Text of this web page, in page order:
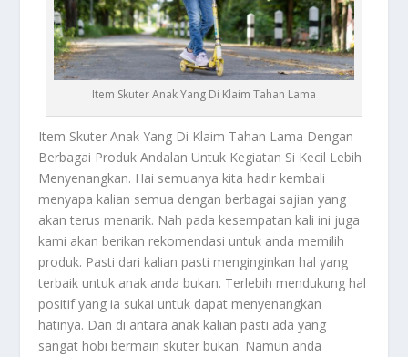
Item Skuter Anak Yang Di Klaim Tahan Lama
Item Skuter Anak Yang Di Klaim Tahan Lama Dengan
Berbagai Produk Andalan Untuk Kegiatan Si Kecil Lebih
Menyenangkan. Hai semuanya kita hadir kembali
menyapa kalian semua dengan berbagai sajian yang
akan terus menarik. Nah pada kesempatan kali ini juga
kami akan berikan rekomendasi untuk anda memilih
produk. Pasti dari kalian pasti menginginkan hal yang
terbaik untuk anak anda bukan. Terlebih mendukung hal
positif yang ia sukai untuk dapat menyenangkan
hatinya. Dan di antara anak kalian pasti ada yang
sangat hobi bermain skuter bukan. Namun anda